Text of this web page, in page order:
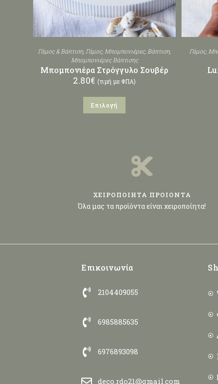
Γάμος & Βάπτιση,Γάμος,Μπομπονιέρες,Βάπτιση,
Μπομπονιέρες Βάπτισης
Μπομπονιέρα Στρόγγυλο Σουβέρ
2.80€ (τιμή με ΦΠΑ)
Επιλογή
Γάμος,
ΧΕΙΡΟΠΟΙΗΤΑ ΠΡΟΙΟΝΤΑ
Όλα μας τα προϊόντα είναι χειροποίητα!
Επικοινωνία
2104409055
6985885635
6976893098
deco.rdo21@gmail.com